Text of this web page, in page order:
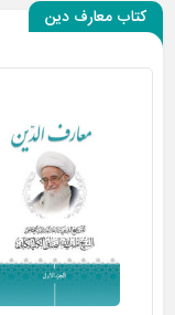
کتاب معارف دین